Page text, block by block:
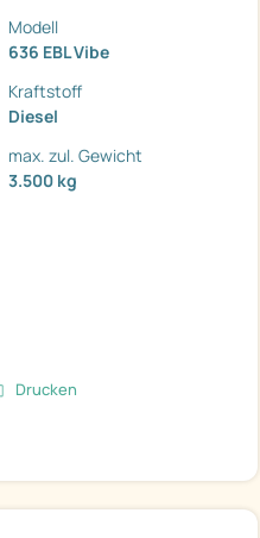
Modell
636 EBL Vibe
Kraftstoff
Diesel
max. zul. Gewicht
3.500 kg
Drucken